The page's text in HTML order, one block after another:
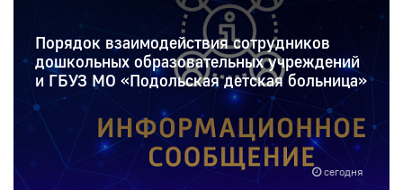
сегодня
Порядок взаимодействия сотрудников
дошкольных образовательных учреждений
и ГБУЗ МО «Подольская детская больница»